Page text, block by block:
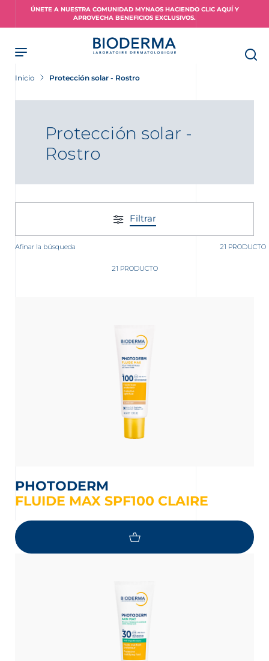
ÚNETE A NUESTRA COMUNIDAD MYNAOS HACIENDO CLIC AQUÍ Y
APROVECHA BENEFICIOS EXCLUSIVOS.
Inicio Protección solar - Rostro
Protección solar -
Rostro
Filtrar
Afinar la búsqueda 21 PRODUCTO
21 PRODUCTO
PHOTODERM
FLUIDE MAX SPF100 CLAIRE